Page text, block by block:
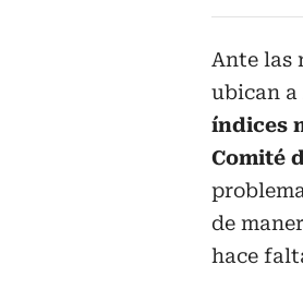
Ante las
ubican a
índices
Comité
de
hace